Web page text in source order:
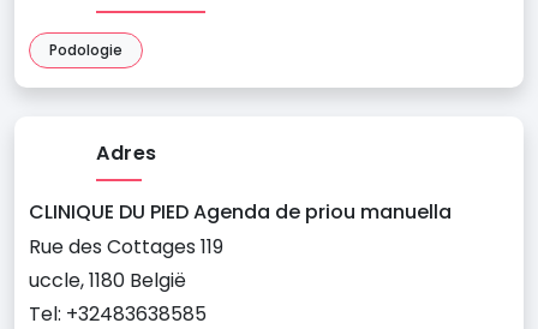
Podologie
Adres
CLINIQUE DU PIED Agenda de priou manuella
Rue des Cottages 119
uccle, 1180 België
Tel: +32483638585